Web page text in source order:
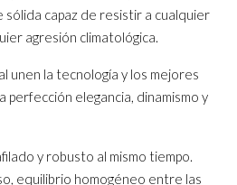
capaz de resistir a cualquier
agresión climatológica.
unen la tecnología y los mejores
perfección elegancia, dinamismo y
y robusto al mismo tiempo.
equilibrio homogéneo entre las